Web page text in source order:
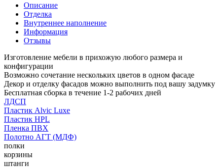
Описание
Отделка
Внутреннее наполнение
Информация
Отзывы
Изготовление мебели в прихожую любого размера и
конфигурации
Возможно сочетание нескольких цветов в одном фасаде
Декор и отделку фасадов можно выполнить под вашу задумку
Бесплатная сборка в течение 1-2 рабочих дней
ЛДСП
Пластик Alvic Luxe
Пластик HPL
Пленка ПВХ
Полотно АГТ (МДФ)
полки
корзины
штанги